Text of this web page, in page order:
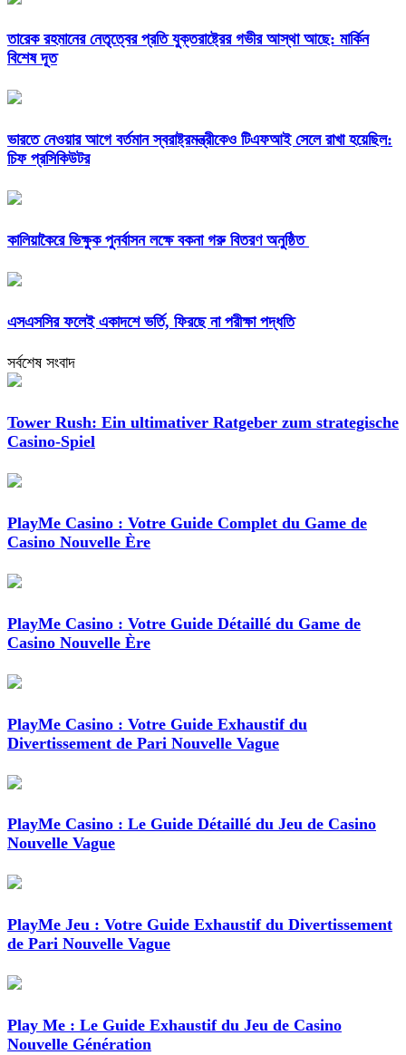
তারেক রহমানের নেতৃত্বের প্রতি যুক্তরাষ্ট্রের গভীর আস্থা আছে: মার্কিন
বিশেষ দূত
ভারতে নেওয়ার আগে বর্তমান স্বরাষ্ট্রমন্ত্রীকেও টিএফআই সেলে রাখা হয়েছিল:
চিফ প্রসিকিউটর
কালিয়াকৈরে ভিক্ষুক পুনর্বাসন লক্ষে বকনা গরু বিতরণ অনুষ্ঠিত
এসএসসির ফলেই একাদশে ভর্তি, ফিরছে না পরীক্ষা পদ্ধতি
সর্বশেষ সংবাদ
Tower Rush: Ein ultimativer Ratgeber zum strategische
Casino-Spiel
PlayMe Casino : Votre Guide Complet du Game de
Casino Nouvelle Ère
PlayMe Casino : Votre Guide Détaillé du Game de
Casino Nouvelle Ère
PlayMe Casino : Votre Guide Exhaustif du
Divertissement de Pari Nouvelle Vague
PlayMe Casino : Le Guide Détaillé du Jeu de Casino
Nouvelle Vague
PlayMe Jeu : Votre Guide Exhaustif du Divertissement
de Pari Nouvelle Vague
Play Me : Le Guide Exhaustif du Jeu de Casino
Nouvelle Génération